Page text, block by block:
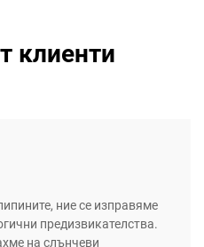
клиенти
ние се изправяме
предизвикателства.
на слънчеви